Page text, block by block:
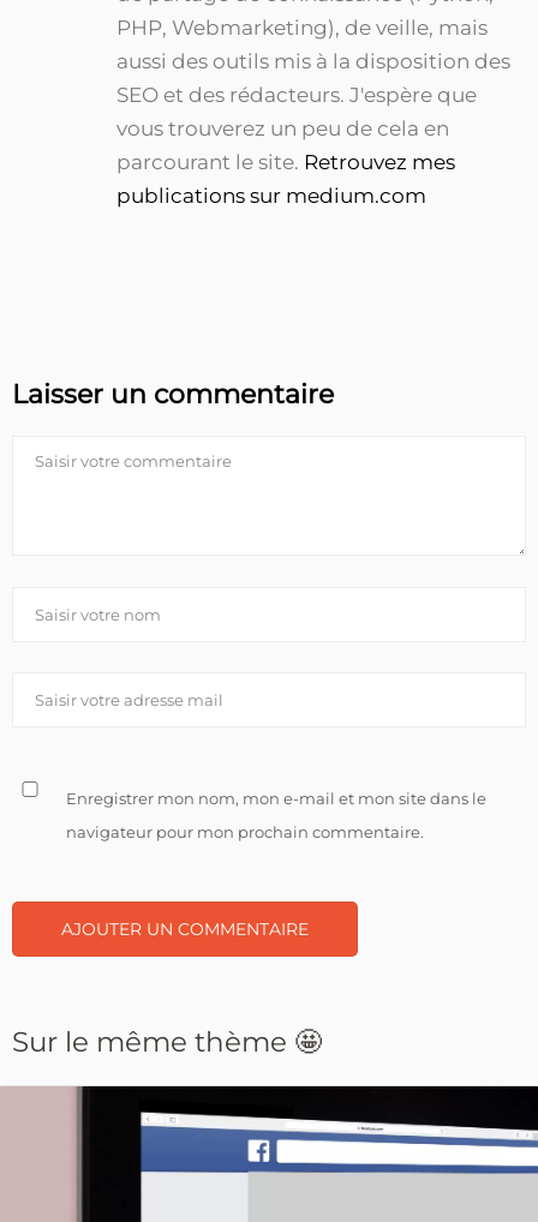
PHP, Webmarketing), de veille, mais
aussi des outils mis à la disposition des
SEO et des rédacteurs. J'espère que
vous trouverez un peu de cela en
parcourant le site. Retrouvez mes
publications sur medium.com
Laisser un commentaire
Enregistrer mon nom, mon e-mail et mon site dans le
navigateur pour mon prochain commentaire.
Sur le même thème 🤩